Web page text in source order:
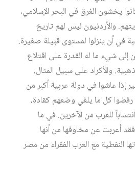
يخشون الغرق في البحر الإسلامي،
والأردنيون ليس لهم تاريخ
في أن ينزلوا لمستوى قبيلة صغيرة.
إلى شيء ما له القدرة على اقتلاع
والأكراد على سبيل المثال،
إذا عاشوا في دولة عربية أكبر من
رفضوا كل ما يلغي وضعهم كقادة،
للعرب من الآخرين. في ما
أعربت عن مخاوفها من أنها
النفطية مع العرب الفقراء من مصر